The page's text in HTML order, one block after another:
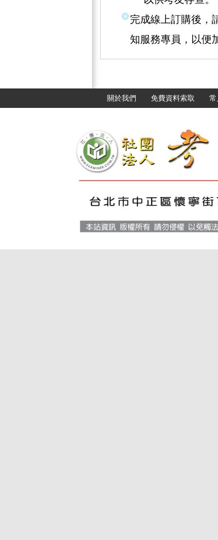
完成線上訂購後，
知服務專員，以便
關於我們 免費資料索取 常